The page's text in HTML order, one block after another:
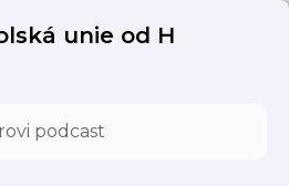
unie od H